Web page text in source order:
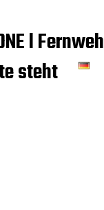
l Fernweh
steht